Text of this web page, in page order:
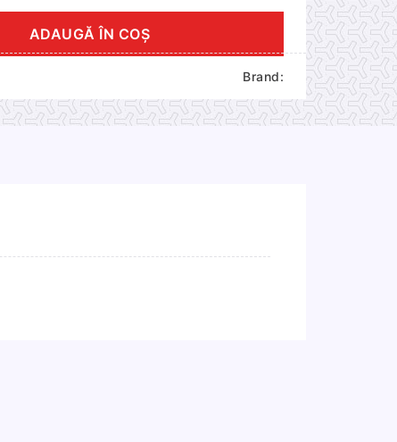
ADAUGĂ ÎN COȘ
Brand: